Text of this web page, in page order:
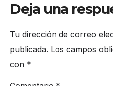
Deja una
Tu dirección de correo
publicada. Los campos
con *